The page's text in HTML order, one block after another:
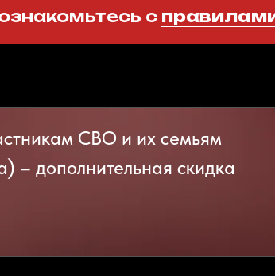
с
СВО и их семьям
– дополнительная скидка